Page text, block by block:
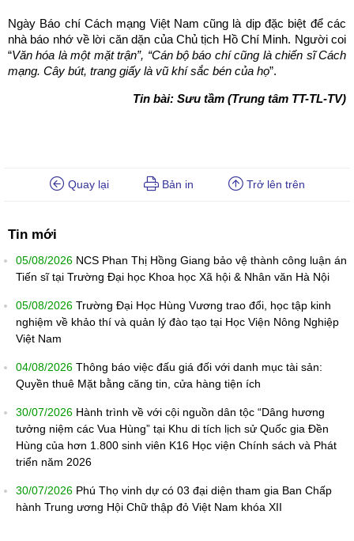
Ngày Báo chí Cách mạng Việt Nam cũng là dịp đặc biệt để các
nhà báo nhớ về lời căn dặn của Chủ tịch Hồ Chí Minh. Người coi
“Văn hóa là một mặt trận”, “Cán bộ báo chí cũng là chiến sĩ Cách
mạng. Cây bút, trang giấy là vũ khí sắc bén của họ”.
Tin bài: Sưu tầm (Trung tâm TT-TL-TV)
Quay lại Bản in Trở lên trên
Tin mới
05/08/2026 NCS Phan Thị Hồng Giang bảo vệ thành công luận án
Tiến sĩ tại Trường Đại học Khoa học Xã hội & Nhân văn Hà Nội
05/08/2026 Trường Đại Học Hùng Vương trao đổi, học tập kinh
nghiệm về khảo thí và quản lý đào tạo tại Học Viện Nông Nghiệp
Việt Nam
04/08/2026 Thông báo việc đấu giá đối với danh mục tài sản:
Quyền thuê Mặt bằng căng tin, cửa hàng tiện ích
30/07/2026 Hành trình về với cội nguồn dân tộc “Dâng hương
tưởng niệm các Vua Hùng” tại Khu di tích lịch sử Quốc gia Đền
Hùng của hơn 1.800 sinh viên K16 Học viện Chính sách và Phát
triển năm 2026
30/07/2026 Phú Thọ vinh dự có 03 đại diện tham gia Ban Chấp
hành Trung ương Hội Chữ thập đỏ Việt Nam khóa XII